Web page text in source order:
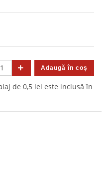
de 0,5 lei este inclusă în